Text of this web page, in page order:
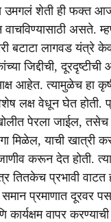
उमगलं शेती ही फक्त
वाचविण्यासाठी असते.
बटाटा लागवड यंत्रे
जिद्दीची,
आहेत. त्यामुळेच हा
लक्ष वेधून घेत होती.
पेरला जाईल, तसेच
मिळेल, याची खात्री
करून देत होती.
तितकेच प्रभावी वाटत
समान प्रमाणात दूरवर
वापर